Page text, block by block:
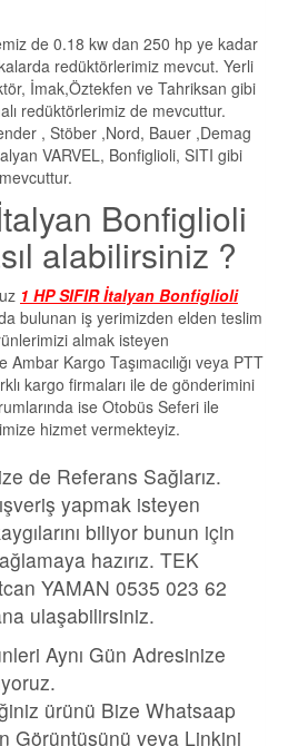
de 0.18 kw dan 250 hp ye kadar
redüktörlerimiz mevcut. Yerli
İmak,Öztekfen ve Tahriksan gibi
redüktörlerimiz de mevcuttur.
, Stöber ,Nord, Bauer ,Demag
VARVEL, Bonfiglioli, SITI gibi
Bonfiglioli
alabilirsiniz ?
1 HP SIFIR İtalyan Bonfiglioli
bulunan iş yerimizden elden teslim
almak isteyen
Kargo Taşımacılığı veya PTT
kargo firmaları ile de gönderimini
ise Otobüs Seferi ile
hizmet vermekteyiz.
de Referans Sağlarız.
yapmak isteyen
biliyor bunun için
hazırız. TEK
YAMAN 0535 023 62
ulaşabilirsiniz.
Aynı Gün Adresinize
ürünü Bize Whatsaap
Görüntüsünü veya Linkini